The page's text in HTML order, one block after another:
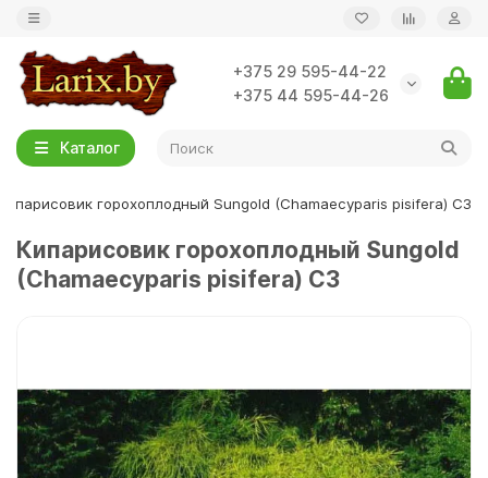
+375 29 595-44-22
+375 44 595-44-26
Назад
Английские розы
Парковые розы
Розы флорибунда
Розы-шрабы
Назад
Актинидия (Киви)
Годжи
Крыжовник
Малина
Назад
Алыча
Рябина садовая
Каталог
горохоплодный Sungold (Chamaecyparis pisifera) С3
Кипарисовик горохоплодный Sungold
(Chamaecyparis pisifera) С3